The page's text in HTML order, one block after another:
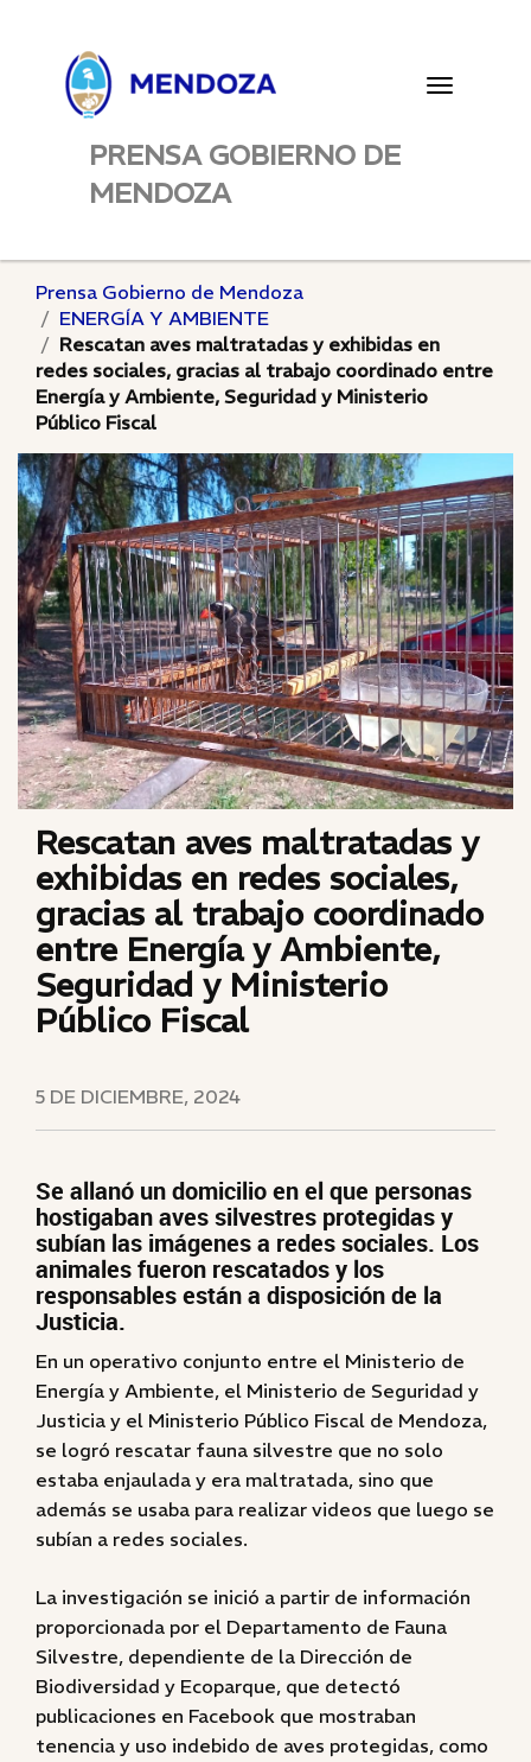
Toggle
PRENSA GOBIERNO DE
MENDOZA
Prensa Gobierno de Mendoza
ENERGÍA Y AMBIENTE
Rescatan aves maltratadas y exhibidas en
redes sociales, gracias al trabajo coordinado entre
Energía y Ambiente, Seguridad y Ministerio
Público Fiscal
Rescatan aves maltratadas y
exhibidas en redes sociales,
gracias al trabajo coordinado
entre Energía y Ambiente,
Seguridad y Ministerio
Público Fiscal
5 DE DICIEMBRE, 2024
Se allanó un domicilio en el que personas
hostigaban aves silvestres protegidas y
subían las imágenes a redes sociales. Los
animales fueron rescatados y los
responsables están a disposición de la
Justicia.
En un operativo conjunto entre el Ministerio de
Energía y Ambiente, el Ministerio de Seguridad y
Justicia y el Ministerio Público Fiscal de Mendoza,
se logró rescatar fauna silvestre que no solo
estaba enjaulada y era maltratada, sino que
además se usaba para realizar videos que luego se
subían a redes sociales.
La investigación se inició a partir de información
proporcionada por el Departamento de Fauna
Silvestre, dependiente de la Dirección de
Biodiversidad y Ecoparque, que detectó
publicaciones en Facebook que mostraban
tenencia y uso indebido de aves protegidas, como